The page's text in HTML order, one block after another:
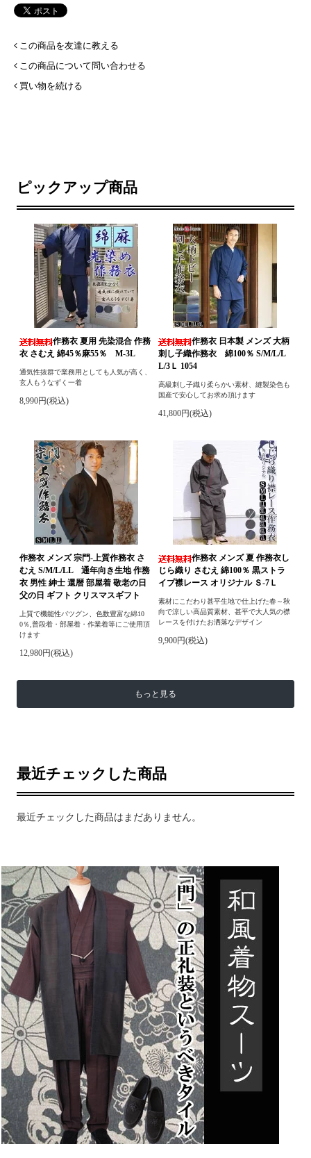
この商品を友達に教える
この商品について問い合わせる
買い物を続ける
ピックアップ商品
作務衣 夏用 先染混合 作務
衣 さむえ 綿45％麻55％ M-3L
通気性抜群で業務用としても人気が高く、
玄人もうなずく一着
8,990円(税込)
作務衣 日本製 メンズ 大柄
刺し子織作務衣 綿100％ S/M/L/L
L/3Ｌ 1054
高級刺し子織り柔らかい素材、縫製染色も
国産で安心してお求め頂けます
41,800円(税込)
作務衣 メンズ 宗門-上質作務衣 さ
むえ S/M/L/LL 通年向き生地 作務
衣 男性 紳士 還暦 部屋着 敬老の日
父の日 ギフト クリスマスギフト
上質で機能性バツグン、色数豊富な綿10
0％,普段着・部屋着・作業着等にご使用頂
けます
12,980円(税込)
作務衣 メンズ 夏 作務衣し
じら織り さむえ 綿100％ 黒ストラ
イプ襟レース オリジナル Ｓ-7Ｌ
素材にこだわり甚平生地で仕上げた春～秋
向で涼しい高品質素材、甚平で大人気の襟
レースを付けたお洒落なデザイン
9,900円(税込)
もっと見る
最近チェックした商品
最近チェックした商品はまだありません。